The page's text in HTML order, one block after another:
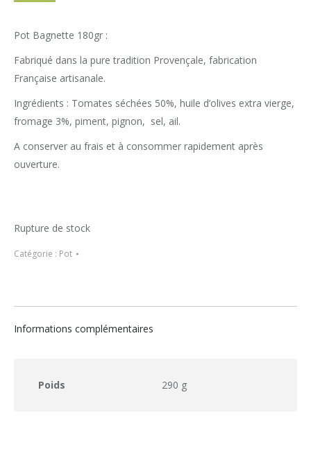
Pot Bagnette 180gr :
Fabriqué dans la pure tradition Provençale, fabrication
Française artisanale.
Ingrédients : Tomates séchées 50%, huile d’olives extra vierge,
fromage 3%, piment, pignon, sel, ail.
A conserver au frais et à consommer rapidement après
ouverture.
Rupture de stock
Catégorie : Pot
Informations complémentaires
Poids 290 g